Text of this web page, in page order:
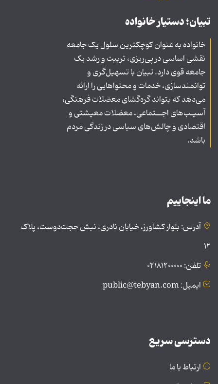
تبیان؛ دستیار خانواده
خانواده به عنوان کوچکترین سلول یک جامعه
نقشی اساسی در پی‌ریزی، تربیت و رشد یک
جامعه قوی دارد. تبیان با تسهیل‌گری و
توانمندسازی، خدمات و محتواهایی را ارائه
می‌دهد که بتواند گره‌گشای معضلات فرهنگی،
آسیـب‌های اجــتماعی، معضلات معیشتی و
اقتصادی و چالش‌های سیاسی در زندگی مردم
باشد.
ما اینجاییم
آدرس: بلوار کشاورز، خیابان نادری، نبش حجت‌دوست، پلاک
۱۲
تلفن: ۰۲۱۸۱۲۰۰۰۰۰
ایمیل: public@tebyan.com
دسترسی سریع
ارتباط با ما